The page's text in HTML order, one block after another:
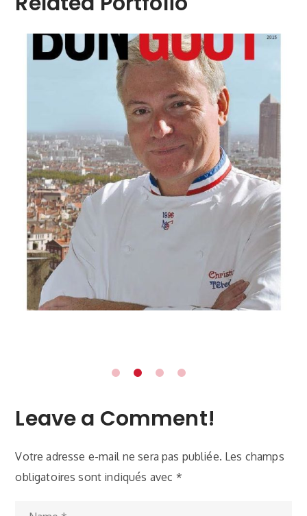
Leave a Comment!
Votre adresse e-mail ne sera pas publiée. Les champs
obligatoires sont indiqués avec *